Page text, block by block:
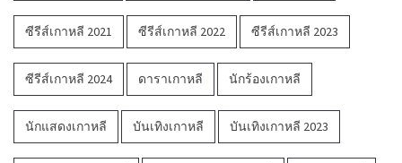
ซีรีส์เกาหลี 2021 ซีรีส์เกาหลี 2022 ซีรีส์เกาหลี 2023
ซีรีส์เกาหลี 2024 ดาราเกาหลี นักร้องเกาหลี
นักแสดงเกาหลี บันเทิงเกาหลี บันเทิงเกาหลี 2023